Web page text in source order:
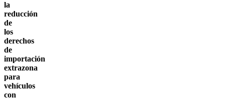
la
reducción
de
los
derechos
de
importación
extrazona
para
vehículos
con